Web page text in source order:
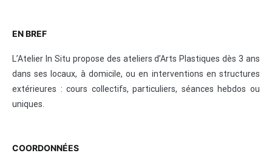
EN BREF
L’Atelier In Situ propose des ateliers d’Arts Plastiques dès 3 ans
dans ses locaux, à domicile, ou en interventions en structures
extérieures : cours collectifs, particuliers, séances hebdos ou
uniques.
COORDONNÉES